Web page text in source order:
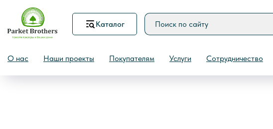
Каталог
О нас Наши проекты Покупателям Услуги Сотрудничество